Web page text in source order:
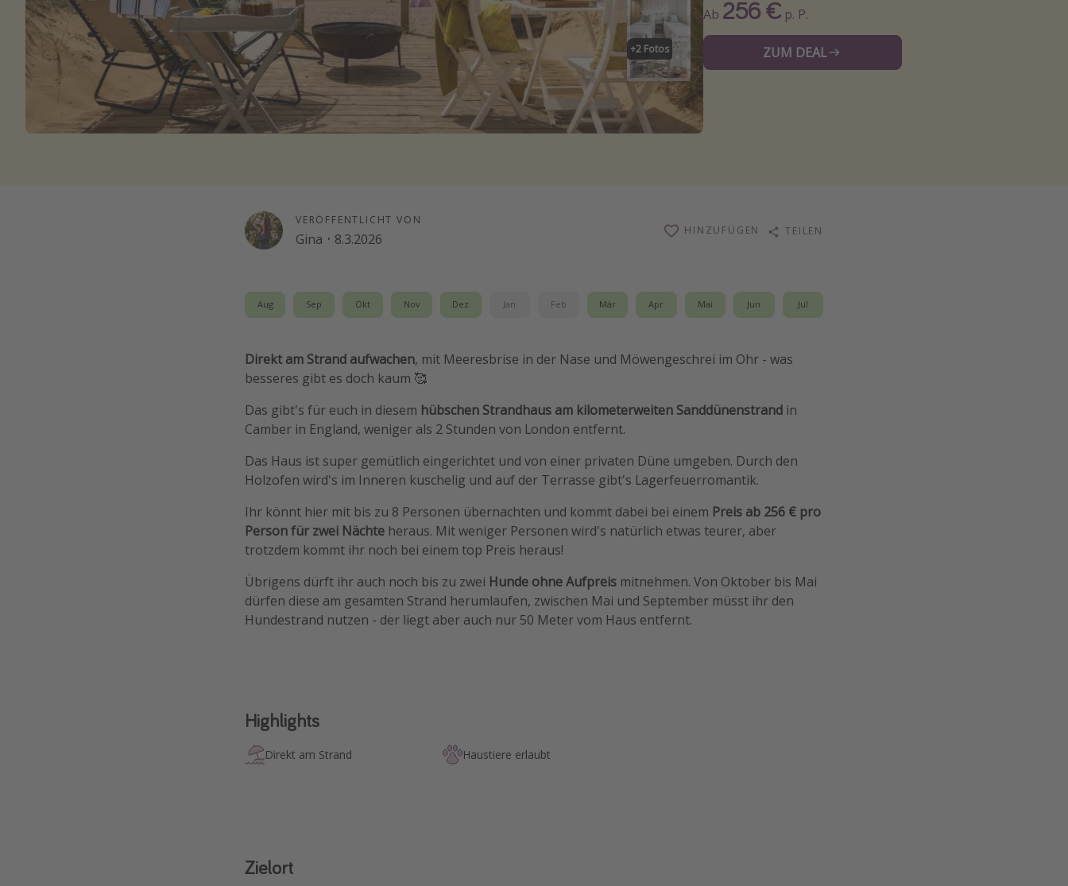
+2 Fotos
Ab 256 € p. P.
ZUM DEAL
VERÖFFENTLICHT VON
Gina · 8.3.2026
HINZUFÜGEN TEILEN
Aug Sep Okt Nov Dez Jan Feb Mär Apr Mai Jun Jul
Direkt am Strand aufwachen, mit Meeresbrise in der Nase und Möwengeschrei im Ohr - was
besseres gibt es doch kaum 🥰
Das gibt's für euch in diesem hübschen Strandhaus am kilometerweiten Sanddünenstrand in
Camber in England, weniger als 2 Stunden von London entfernt.
Das Haus ist super gemütlich eingerichtet und von einer privaten Düne umgeben. Durch den
Holzofen wird's im Inneren kuschelig und auf der Terrasse gibt's Lagerfeuerromantik.
Ihr könnt hier mit bis zu 8 Personen übernachten und kommt dabei bei einem Preis ab 256 € pro
Person für zwei Nächte heraus. Mit weniger Personen wird's natürlich etwas teurer, aber
trotzdem kommt ihr noch bei einem top Preis heraus!
Übrigens dürft ihr auch noch bis zu zwei Hunde ohne Aufpreis mitnehmen. Von Oktober bis Mai
dürfen diese am gesamten Strand herumlaufen, zwischen Mai und September müsst ihr den
Hundestrand nutzen - der liegt aber auch nur 50 Meter vom Haus entfernt.
Highlights
Direkt am Strand Haustiere erlaubt
Zielort